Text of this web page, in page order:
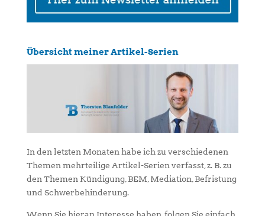
Übersicht meiner Artikel-Serien
In den letzten Monaten habe ich zu verschiedenen
Themen mehrteilige Artikel-Serien verfasst, z. B. zu
den Themen Kündigung, BEM, Mediation, Befristung
und Schwerbehinderung.